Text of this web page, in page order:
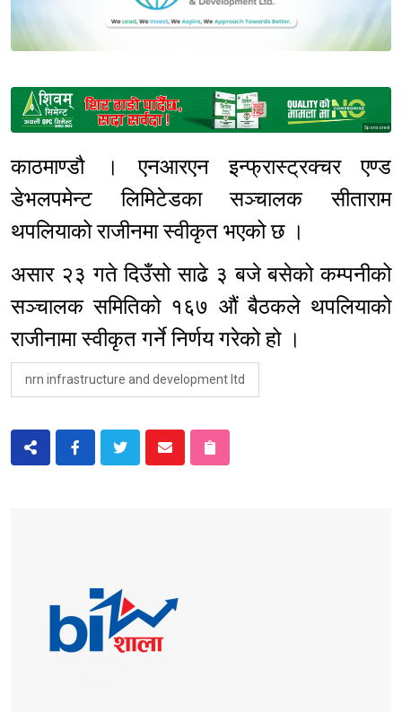
Sponsored
काठमाण्डौ । एनआरएन इन्फ्रास्ट्रक्चर एण्ड
डेभलपमेन्ट लिमिटेडका सञ्चालक सीताराम
थपलियाको राजीनमा स्वीकृत भएको छ ।
असार २३ गते दिउँसो साढे ३ बजे बसेको कम्पनीको
सञ्चालक समितिको १६७ औं बैठकले थपलियाको
राजीनामा स्वीकृत गर्ने निर्णय गरेको हो ।
nrn infrastructure and development ltd